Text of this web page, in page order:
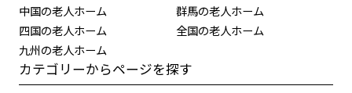
中国の老人ホーム
四国の老人ホーム
九州の老人ホーム
群馬の老人ホーム
全国の老人ホーム
カテゴリーからページを探す